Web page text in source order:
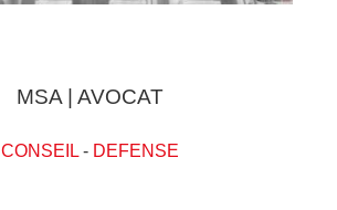
MSA | AVOCAT
CONSEIL- DEFENSE